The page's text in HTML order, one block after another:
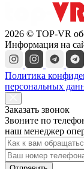
2026 © TOP-VR
Информация на
Политика
персональных
Заказать звонок
Звоните по
наш менеджер